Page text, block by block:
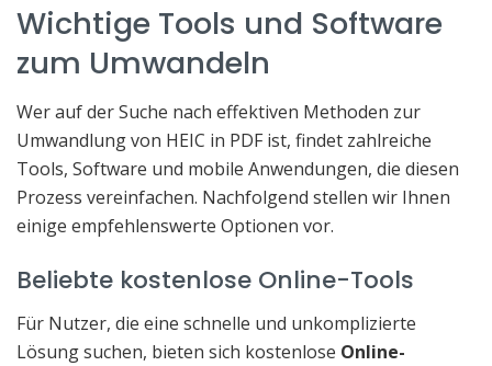
Wichtige Tools und Software
zum Umwandeln
Wer auf der Suche nach effektiven Methoden zur
Umwandlung von HEIC in PDF ist, findet zahlreiche
Tools, Software und mobile Anwendungen, die diesen
Prozess vereinfachen. Nachfolgend stellen wir Ihnen
einige empfehlenswerte Optionen vor.
Beliebte kostenlose Online-Tools
Für Nutzer, die eine schnelle und unkomplizierte
Lösung suchen, bieten sich kostenlose Online-